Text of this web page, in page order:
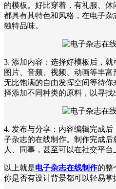
的模板。好比穿着，有礼服、
都具有其特色和风格，在电子
独特品味。
3. 添加内容：选择好模板后，就
图片、音频、视频、动画等丰富
无比饱满的自由发挥空间等待
择添加不同种类的原料，以寻找
4. 发布与分享：内容编辑完成
子杂志的在线制作。制作完成
人、同事，甚至可以在社交平台
以上就是电子杂志在线制作的整
你是否有设计背景都可以轻易掌